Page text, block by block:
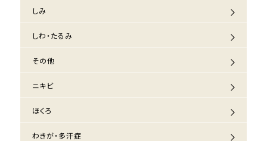
しみ
しわ・たるみ
その他
ニキビ
ほくろ
わきが・多汗症